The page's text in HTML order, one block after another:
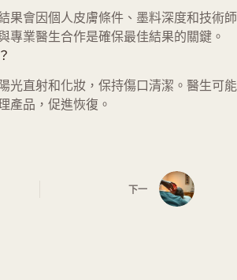
果會因個人皮膚條件、墨料深度和技術師
專業醫生合作是確保最佳結果的關鍵。
光直射和化妝，保持傷口清潔。醫生可能
產品，促進恢復。
下一